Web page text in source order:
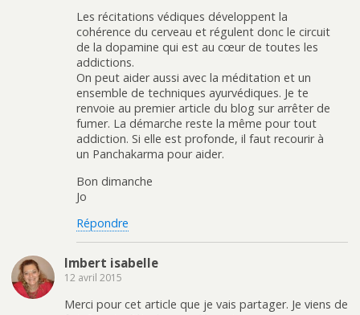
Les récitations védiques développent la
cohérence du cerveau et régulent donc le circuit
de la dopamine qui est au cœur de toutes les
addictions.
On peut aider aussi avec la méditation et un
ensemble de techniques ayurvédiques. Je te
renvoie au premier article du blog sur arrêter de
fumer. La démarche reste la même pour tout
addiction. Si elle est profonde, il faut recourir à
un Panchakarma pour aider.
Bon dimanche
Jo
Répondre
Imbert isabelle
12 avril 2015
Merci pour cet article que je vais partager. Je viens de